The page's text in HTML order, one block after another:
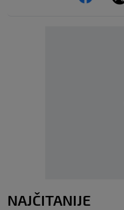
NAJČITANIJE